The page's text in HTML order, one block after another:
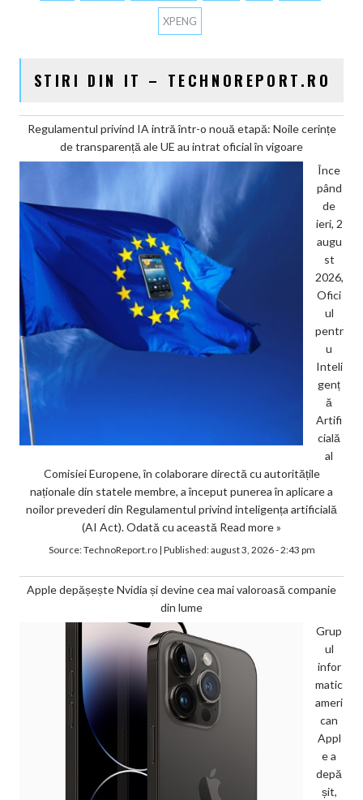
XPENG
STIRI DIN IT – TECHNOREPORT.RO
Regulamentul privind IA intră într-o nouă etapă: Noile cerințe
de transparență ale UE au intrat oficial în vigoare
Înce
pând
de
ieri, 2
augu
st
2026,
Ofici
ul
pentr
u
Inteli
genț
ă
Artifi
cială
al
Comisiei Europene, în colaborare directă cu autoritățile
naționale din statele membre, a început punerea în aplicare a
noilor prevederi din Regulamentul privind inteligența artificială
(AI Act). Odată cu această Read more »
Source:TechnoReport.ro| Published:august 3, 2026 - 2:43 pm
Apple depășește Nvidia și devine cea mai valoroasă companie
din lume
Grup
ul
infor
matic
ameri
can
Appl
e a
depă
șit,